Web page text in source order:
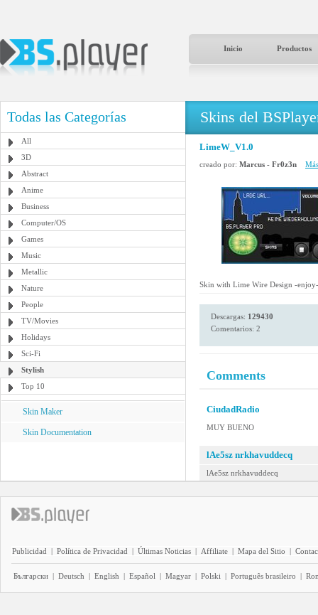
Inicio Productos
Todas las Categorías
All
3D
Abstract
Anime
Business
Computer/OS
Games
Music
Metallic
Nature
People
TV/Movies
Holidays
Sci-Fi
Stylish
Top 10
Skin Maker
Skin Documentation
Skins del
LimeW_V1.0
creado por: Marcus - Fr0z3n
Skin with Lime Wire Design -
Descargas: 129430
Comentarios: 2
Comments
CiudadRadio
MUY BUENO
lAe5sz nrkhavuddecq
lAe5sz nrkhavuddecq
Publicidad | Política de Privacidad | Últimas Noticias | Affiliate | Mapa del Sitio |
Български | Deutsch | English | Español | Magyar | Polski | Português brasileiro |